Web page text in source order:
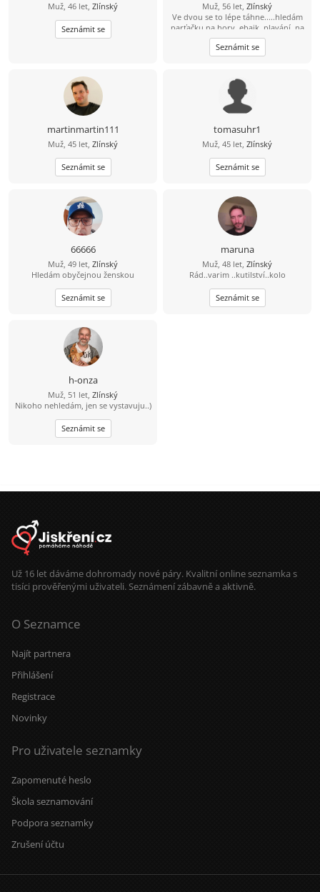
Muž, 46 let, Zlínský
Seznámit se
Muž, 56 let, Zlínský
Ve dvou se to lépe táhne.....hledám
parťačku na hory, ebajk, plavání, na
fajn zážitky i běžné dny. Holku s
kterým mi bude fajn. Pokud tě můj
profil zaujal... šest nula osm šest
Seznámit se
martinmartin111
Muž, 45 let, Zlínský
Seznámit se
tomasuhr1
Muž, 45 let, Zlínský
Seznámit se
66666
Muž, 49 let, Zlínský
Hledám obyčejnou ženskou
Seznámit se
maruna
Muž, 48 let, Zlínský
Rád..varim ..kutilství..kolo
Seznámit se
h-onza
Muž, 51 let, Zlínský
Nikoho nehledám, jen se vystavuju..)
Seznámit se
Už 16 let dáváme dohromady nové páry. Kvalitní online seznamka s
tisíci prověřenými uživateli. Seznámení zábavně a aktivně.
O Seznamce
Najít partnera
Přihlášení
Registrace
Novinky
Pro uživatele seznamky
Zapomenuté heslo
Škola seznamování
Podpora seznamky
Zrušení účtu